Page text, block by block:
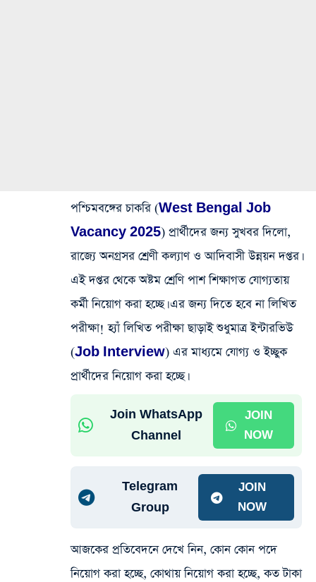
পশ্চিমবঙ্গের চাকরি (West Bengal Job
Vacancy 2025) প্রার্থীদের জন্য সুখবর দিলো,
রাজ্যে অনগ্রসর শ্রেণী কল্যাণ ও আদিবাসী উন্নয়ন দপ্তর।
এই দপ্তর থেকে অষ্টম শ্রেণি পাশ শিক্ষাগত যোগ্যতায়
কর্মী নিয়োগ করা হচ্ছে। এর জন্য দিতে হবে না লিখিত
পরীক্ষা! হ্যাঁ লিখিত পরীক্ষা ছাড়াই শুধুমাত্র ইন্টারভিউ
(Job Interview) এর মাধ্যমে যোগ্য ও ইচ্ছুক
প্রার্থীদের নিয়োগ করা হচ্ছে।
Join WhatsApp
Channel
JOIN
NOW
Telegram
Group
JOIN
NOW
আজকের প্রতিবেদনে দেখে নিন, কোন কোন পদে
নিয়োগ করা হচ্ছে, কোথায় নিয়োগ করা হচ্ছে, কত টাকা